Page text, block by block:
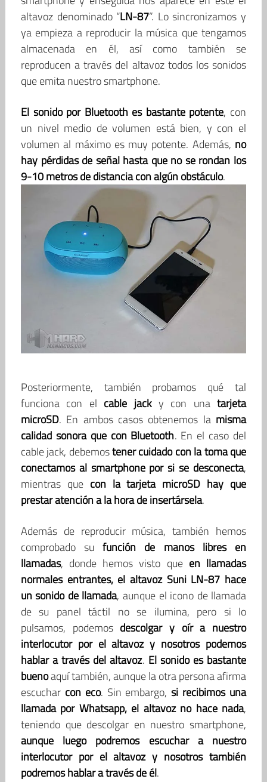
altavoz denominado “LN-87”. Lo sincronizamos y
ya empieza a reproducir la música que tengamos
almacenada en él, así como también se
reproducen a través del altavoz todos los sonidos
que emita nuestro smartphone.
El sonido por Bluetooth es bastante potente, con
un nivel medio de volumen está bien, y con el
volumen al máximo es muy potente. Además, no
hay pérdidas de señal hasta que no se rondan los
9-10 metros de distancia con algún obstáculo.
Posteriormente, también probamos qué tal
funciona con el cable jacky con unatarjeta
microSD. En ambos casos obtenemos la misma
calidad sonora que con Bluetooth. En el caso del
cable jack, debemostener cuidado con la toma que
conectamos al smartphone por si se desconecta,
mientras que con la tarjeta microSD hay que
prestar atención a la hora de insertársela.
Además de reproducir música, también hemos
comprobado sufunción de manos libres en
llamadas, donde hemos visto que en llamadas
normales entrantes, el altavoz Suni LN-87 hace
un sonido de llamada, aunque el icono de llamada
de su panel táctil no se ilumina, pero si lo
pulsamos, podemos descolgar y oír a nuestro
interlocutor por el altavoz y nosotros podemos
hablar a través del altavoz. El sonido es bastante
buenoaquí también, aunque la otra persona afirma
escuchar con eco. Sin embargo,si recibimos una
llamada por Whatsapp, el altavoz no hace nada,
teniendo que descolgar en nuestro smartphone,
aunque luego podremos escuchar a nuestro
interlocutor por el altavoz y nosotros también
podremos hablar a través de él.